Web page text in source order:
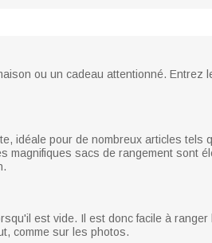
ou un cadeau attentionné. Entrez
idéale pour de nombreux articles tels
magnifiques sacs de rangement sont
est vide. Il est donc facile à
comme sur les photos.